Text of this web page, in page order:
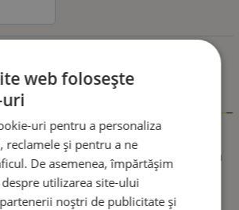
Informații
Flexzon, Pentru Gabarit, Potrivit Pentru
Rosu si Alb
web folosește
uri pentru a personaliza
reclamele și pentru a ne
De asemenea, împărtășim
utilizarea site-ului
noștri de publicitate și